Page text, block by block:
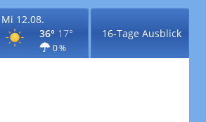
Mi 12.08.
36° 17°
0 %
16-Tage Ausblick